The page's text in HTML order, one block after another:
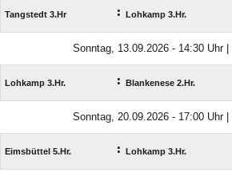
Tangstedt 3.Hr : Lohkamp 3.Hr.
Sonntag, 13.09.2026 - 14:30 Uhr
Lohkamp 3.Hr. : Blankenese 2.Hr.
Sonntag, 20.09.2026 - 17:00 Uhr
Eimsbüttel 5.Hr. : Lohkamp 3.Hr.